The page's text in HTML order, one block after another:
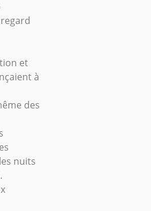
et
à
des
nuits